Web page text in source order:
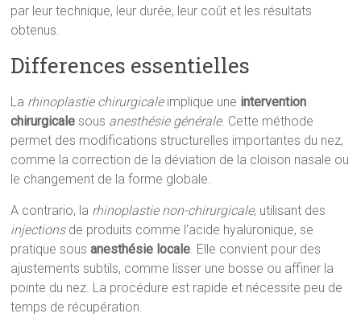
par leur technique, leur durée, leur coût et les résultats
obtenus.
Differences essentielles
La rhinoplastie chirurgicaleimplique une intervention
chirurgicale sous anesthésie générale. Cette méthode
permet des modifications structurelles importantes du nez,
comme la correction de la déviation de la cloison nasale ou
le changement de la forme globale.
A contrario, la rhinoplastie non-chirurgicale, utilisant des
injectionsde produits comme l’acide hyaluronique, se
pratique sousanesthésie locale. Elle convient pour des
ajustements subtils, comme lisser une bosse ou affiner la
pointe du nez. La procédure est rapide et nécessite peu de
temps de récupération.